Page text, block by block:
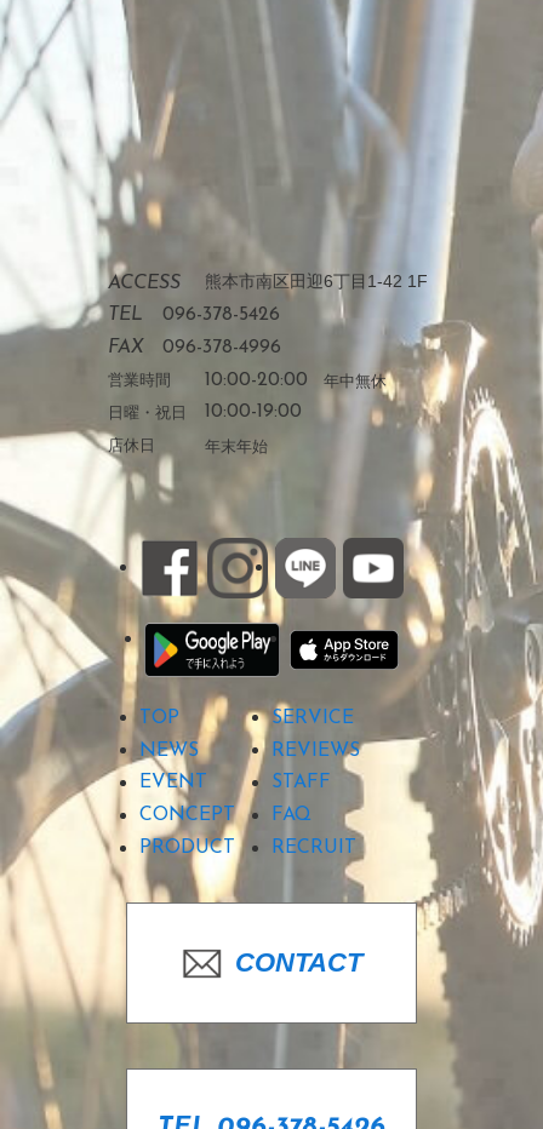
ACCESS 熊本市南区田迎6丁目1-42 1F
TEL
096-378-5426
FAX
096-378-4996
営業時間 10:00-20:00 年中無休
日曜・祝日
10:00-19:00
店休日 年末年始
TOP
SERVICE
NEWS
REVIEWS
EVENT
STAFF
CONCEPT
FAQ
PRODUCT
RECRUIT
CONTACT